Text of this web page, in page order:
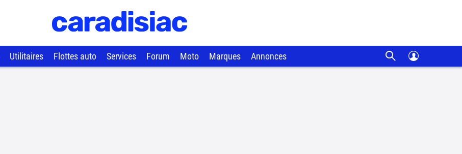
Utilitaires Flottes auto Services Forum Moto Marques Annonces